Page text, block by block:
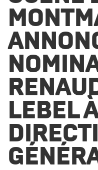
LEBEL